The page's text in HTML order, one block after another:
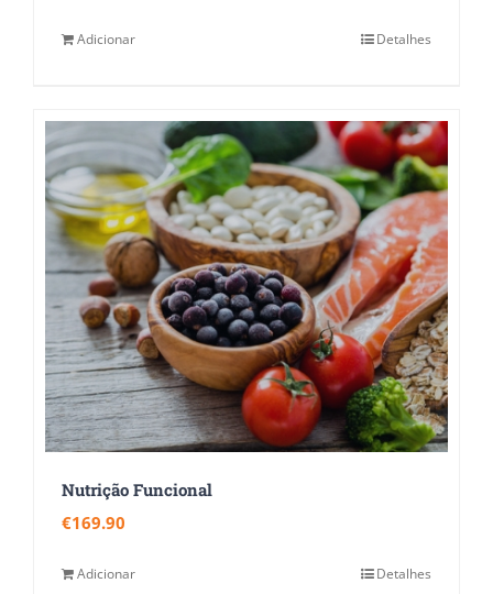
Adicionar Detalhes
Nutrição Funcional
€169.90
Adicionar Detalhes